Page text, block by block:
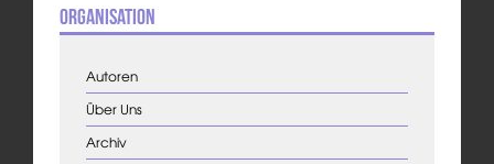
Organisation
Autoren
Über Uns
Archiv